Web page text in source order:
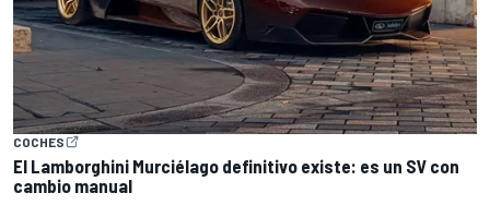
COCHES
El Lamborghini Murciélago definitivo existe: es un SV con
cambio manual